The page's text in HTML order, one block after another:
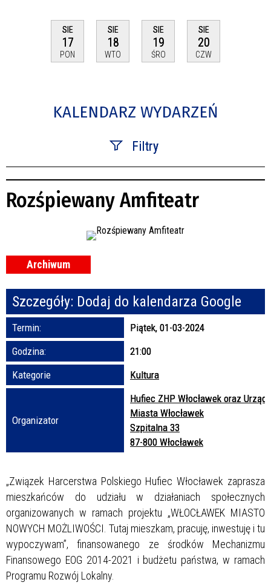
SIE
17
PON
SIE
18
WTO
SIE
19
ŚRO
SIE
20
CZW
KALENDARZ WYDARZEŃ
Filtry
Kategoria
Organizator
Promowane
Rozśpiewany Amfiteatr
Archiwum
Szczegóły: Dodaj do kalendarza Google
Termin:
Piątek, 01-03-2024
Godzina:
21:00
Kategorie
Kultura
Organizator
Hufiec ZHP Włocławek oraz Urząd
Miasta Włocławek
Szpitalna 33
87-800 Włocławek
„Związek Harcerstwa Polskiego Hufiec Włocławek zaprasza
mieszkańców do udziału w działaniach społecznych
organizowanych w ramach projektu „WŁOCŁAWEK MIASTO
NOWYCH MOŻLIWOŚCI. Tutaj mieszkam, pracuję, inwestuję i tu
wypoczywam”, finansowanego ze środków Mechanizmu
Finansowego EOG 2014-2021 i budżetu państwa, w ramach
Programu Rozwój Lokalny.